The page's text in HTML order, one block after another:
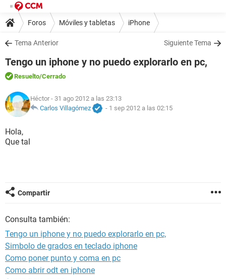
Foros Móviles y tabletas iPhone
Tema Anterior Siguiente Tema
Tengo un iphone y no puedo explorarlo en pc,
Resuelto/Cerrado
Héctor - 31 ago 2012 a las 23:13
Carlos Villagómez
- 1 sep 2012 a las 02:15
Hola,
Que tal
Compartir
Consulta también:
Tengo un iphone y no puedo explorarlo en pc,
Simbolo de grados en teclado iphone
Como poner punto y coma en pc
Como abrir odt en iphone